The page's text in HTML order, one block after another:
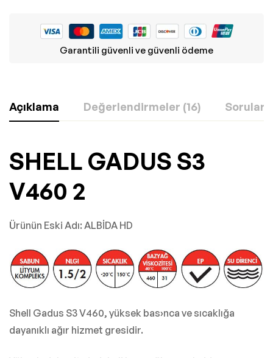
Garantili güvenli ve güvenli ödeme
Açıklama Değerlendirmeler (16) Sorular
SHELL GADUS S3
V460 2
Ürünün Eski Adı: ALBİDA HD
Shell Gadus S3 V460, yüksek bas›nca ve sıcaklığa
dayanıklı ağır hizmet gresidir.